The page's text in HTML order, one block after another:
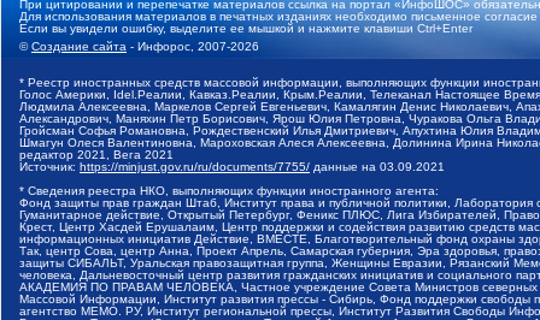
При цитировании и перепечатке материалов ссылка на портал «ИнфоШОС»
Для использования материалов в печатных изданиях необходимо письменное
Если вы увидели ошибку, выделите ее мышкой и нажмите клавиши Ctrl+Enter
©Создание сайта - Инфорос, 2007-2026
* Реестр иностранных средств массовой информации, выполняющих функции
Голос Америки, Idel.Реалии, Кавказ.Реалии, Крым.Реалии, Телеканал Настоящее
Людмила Алексеевна, Маркелов Сергей Евгеньевич, Камалягин Денис Николаевич,
Александрович, Маняхин Петр Борисович, Ярош Юлия Петровна, Чуракова Ольга
Гройсман Софья Романовна, Рождественский Илья Дмитриевич, Апухтина Юлия
Шмагун Олеся Валентиновна, Мароховская Алеся Алексеевна, Долинина Ирина
редактор 2021, Вега 2021
Источник: https://minjust.gov.ru/ru/documents/7755/ данные на 03.09.2021
* Сведения реестра НКО, выполняющих функции иностранного агента:
Фонд защиты прав граждан Штаб, Институт права и публичной политики,
Гуманитарное действие, Открытый Петербург, Феникс ПЛЮС, Лига Избирателей,
Крест, Центр Хасдей Ерушалаим, Центр поддержки и содействия развитию средств
информационных инициатив Действие, ВМЕСТЕ, Благотворительный фонд охраны
Так, центр Сова, центр Анна, Проект Апрель, Самарская губерния, Эра здоровья,
защиты СИБАЛЬТ, Уральская правозащитная группа, Женщины Евразии, Рязанский
человека, Дальневосточный центр развития гражданских инициатив и социального
АКАДЕМИЯ ПО ПРАВАМ ЧЕЛОВЕКА, Частное учреждение Совета Министров северных
Массовой Информации, Институт развития прессы - Сибирь, Фонд поддержки
агентство МЕМО. РУ, Институт региональной прессы, Институт Развития Свободы